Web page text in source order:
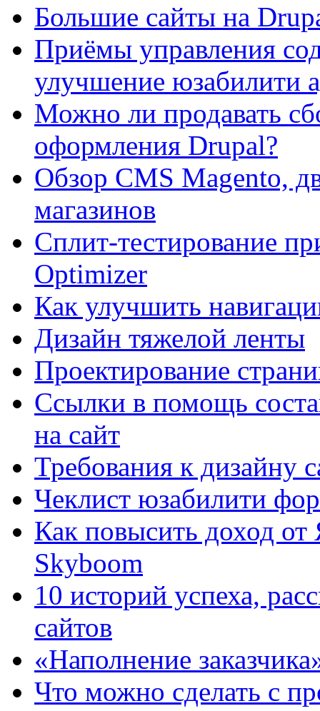
Большие сайты на
Приёмы управления
улучшение юзабилити
Можно ли продавать
оформления Drupal?
Обзор CMS Magento,
магазинов
Сплит-тестирование
Optimizer
Как улучшить
Дизайн тяжелой ленты
Проектирование
Ссылки в помощь
на сайт
Требования к дизайну
Чеклист юзабилити
Как повысить доход
Skyboom
10 историй успеха,
сайтов
«Наполнение
Что можно сделать с